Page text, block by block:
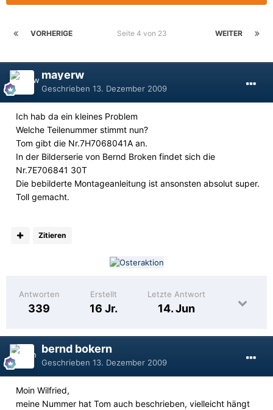
VORHERIGE WEITER
Seite 4 von 23
mayerw
Geschrieben 13. Dezember 2009
Ich hab da ein kleines Problem
Welche Teilenummer stimmt nun?
Tom gibt die Nr.7H7068041A an.
In der Bilderserie von Bernd Broken findet sich die
Nr.7E706841 30T
Die bebilderte Montageanleitung ist ansonsten absolut super.
Toll gemacht.
Zitieren
Antworten
339
Erstellt
16 Jr.
Letzte Antwort
14. Jun
bernd bokern
Geschrieben 13. Dezember 2009
Moin Wilfried,
meine Nummer hat Tom auch beschrieben, vielleicht hängt